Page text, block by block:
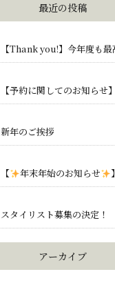
最近の投稿
【予約に関してのお知らせ】
新年のご挨拶
【 年末年始のお知らせ 】
アーカイブ